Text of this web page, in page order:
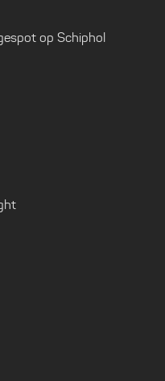
op Schiphol